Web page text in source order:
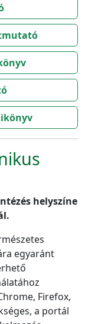
helyszíne
egyaránt
Firefox,
a portál